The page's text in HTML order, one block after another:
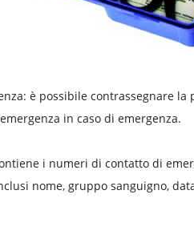
è possibile contrassegnare
in caso di emergenza.
i numeri di contatto di
nome, gruppo sanguigno,